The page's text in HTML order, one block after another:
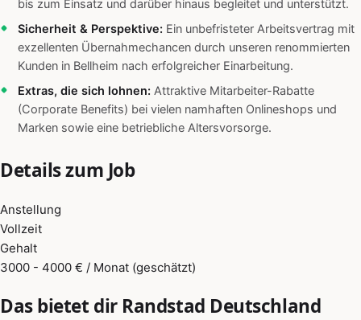
bis zum Einsatz und darüber hinaus begleitet und unterstützt.
Sicherheit & Perspektive: Ein unbefristeter Arbeitsvertrag mit
exzellenten Übernahmechancen durch unseren renommierten
Kunden in Bellheim nach erfolgreicher Einarbeitung.
Extras, die sich lohnen: Attraktive Mitarbeiter-Rabatte
(Corporate Benefits) bei vielen namhaften Onlineshops und
Marken sowie eine betriebliche Altersvorsorge.
Details zum Job
Anstellung
Vollzeit
Gehalt
3000 - 4000 € / Monat (geschätzt)
Das bietet dir Randstad Deutschland